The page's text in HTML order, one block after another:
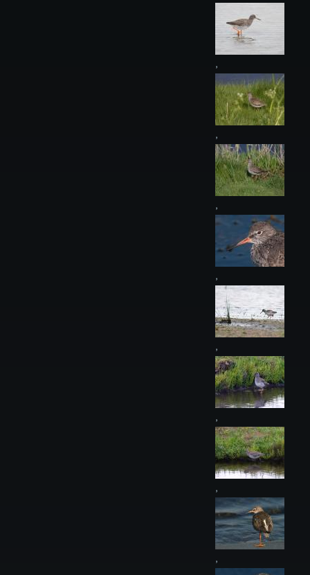
,
,
,
,
,
,
,
,